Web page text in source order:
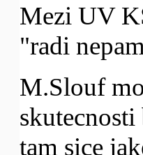
Mezi UV
"radi
M.Slouf
tam sice